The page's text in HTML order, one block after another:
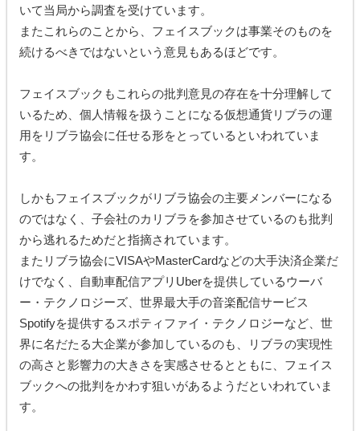
いて当局から調査を受けています。
またこれらのことから、フェイスブックは事業そのものを
続けるべきではないという意見もあるほどです。
フェイスブックもこれらの批判意見の存在を十分理解して
いるため、個人情報を扱うことになる仮想通貨リブラの運
用をリブラ協会に任せる形をとっているといわれていま
す。
しかもフェイスブックがリブラ協会の主要メンバーになる
のではなく、子会社のカリブラを参加させているのも批判
から逃れるためだと指摘されています。
またリブラ協会にVISAやMasterCardなどの大手決済企業だ
けでなく、自動車配信アプリUberを提供しているウーバ
ー・テクノロジーズ、世界最大手の音楽配信サービス
Spotifyを提供するスポティファイ・テクノロジーなど、世
界に名だたる大企業が参加しているのも、リブラの実現性
の高さと影響力の大きさを実感させるとともに、フェイス
ブックへの批判をかわす狙いがあるようだといわれていま
す。